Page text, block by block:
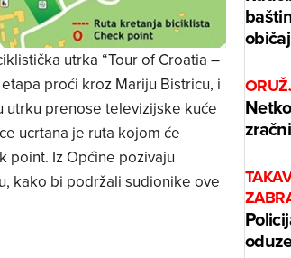
utrka “Tour of Croatia –
proći kroz Mariju Bistricu, i
utrku prenose televizijske kuće
ucrtana je ruta kojom će
point. Iz Općine pozivaju
kako bi podržali sudionike ove